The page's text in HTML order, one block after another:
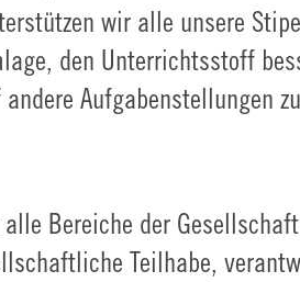
wir alle unsere
den Unterrichtsstoff
Aufgabenstellungen
Bereiche der
Teilhabe,